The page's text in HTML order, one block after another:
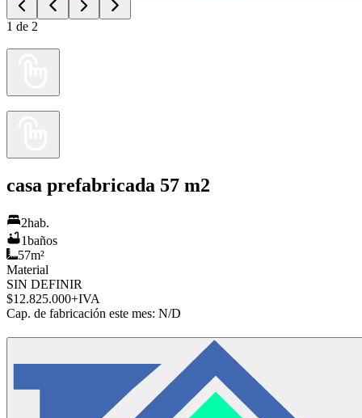
1 de 2
casa prefabricada 57 m2
2hab.
1baños
57m²
Material
SIN DEFINIR
$12.825.000+IVA
Cap. de fabricación este mes: N/D